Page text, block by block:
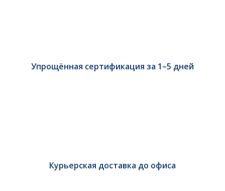
Упрощённая сертификация за 1–5 дней
Курьерская доставка до офиса